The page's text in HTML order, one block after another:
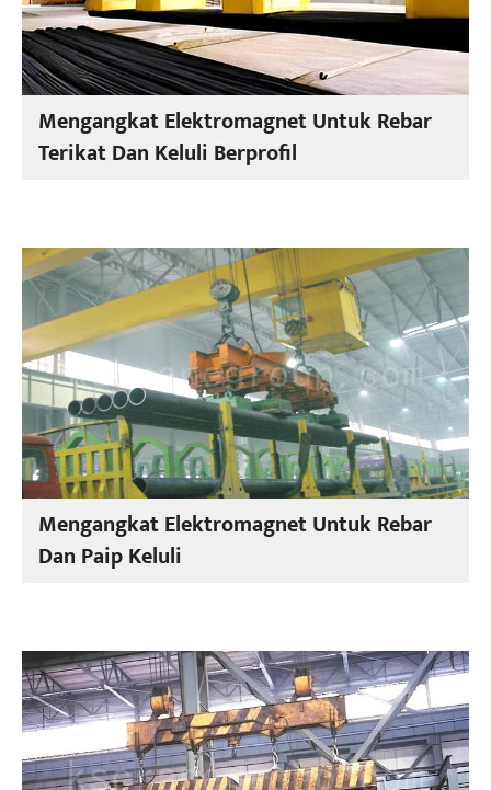
Mengangkat Elektromagnet Untuk Rebar
Terikat Dan Keluli Berprofil
Mengangkat Elektromagnet Untuk Rebar
Dan Paip Keluli